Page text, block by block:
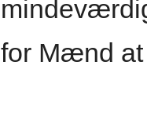
for Mænd